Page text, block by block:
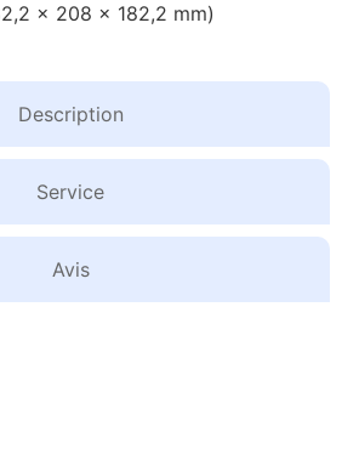
Description
Service
Avis
x 208 x 182,2 mm)